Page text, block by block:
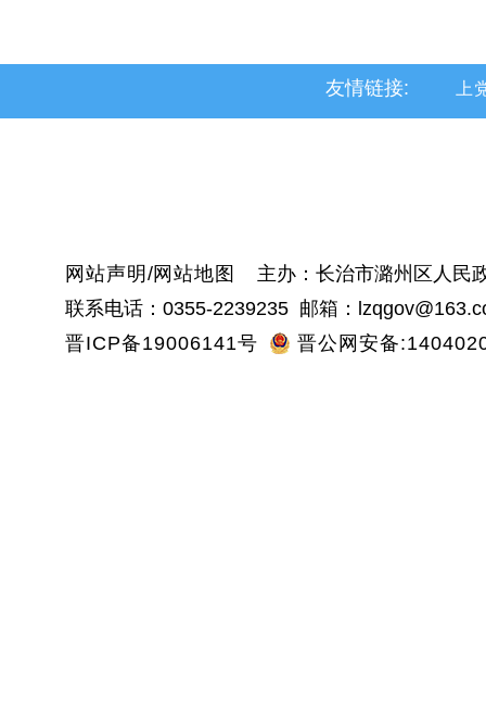
友情链接: 上
网站声明 /网站地图
主办：长治市潞州区人民
联系电话：0355-2239235 邮箱：
晋ICP备19006141号
晋公网安备